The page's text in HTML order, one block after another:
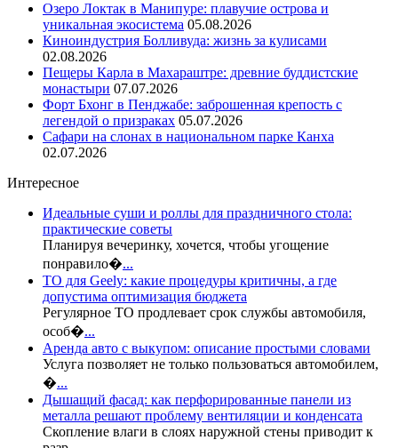
Озеро Локтак в Манипуре: плавучие острова и
уникальная экосистема 05.08.2026
Киноиндустрия Болливуда: жизнь за кулисами
02.08.2026
Пещеры Карла в Махараштре: древние буддистские
монастыри 07.07.2026
Форт Бхонг в Пенджабе: заброшенная крепость с
легендой о призраках 05.07.2026
Сафари на слонах в национальном парке Канха
02.07.2026
Интересное
Идеальные суши и роллы для праздничного стола:
практические советы
Планируя вечеринку, хочется, чтобы угощение
понравило�...
ТО для Geely: какие процедуры критичны, а где
допустима оптимизация бюджета
Регулярное ТО продлевает срок службы автомобиля,
особ�...
Аренда авто с выкупом: описание простыми словами
Услуга позволяет не только пользоваться автомобилем,
�...
Дышащий фасад: как перфорированные панели из
металла решают проблему вентиляции и конденсата
Скопление влаги в слоях наружной стены приводит к